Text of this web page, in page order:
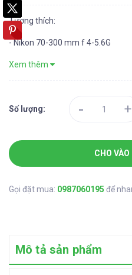
Tương thích:
- Nikon 70-300 mm f 4-5.6G
Xem thêm
Số lượng: - +
CHO VÀO
Gọi đặt mua: 0987060195 để
Mô tả sản phẩm